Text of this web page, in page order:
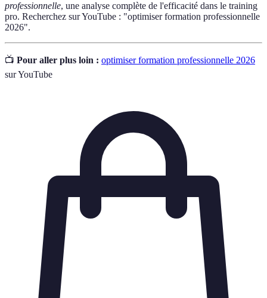
professionnelle, une analyse complète de l'efficacité dans le training
pro. Recherchez sur YouTube : "optimiser formation professionnelle
2026".
📺 Pour aller plus loin : optimiser formation professionnelle 2026
sur YouTube